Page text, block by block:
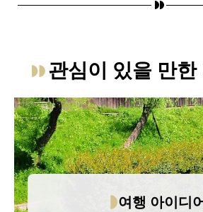
관심이 있을 만
여행 아이디